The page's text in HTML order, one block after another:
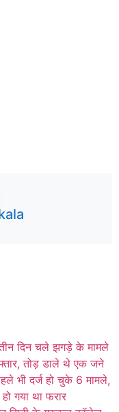
दिन चले झगड़े के मामले
तोड़ डाले थे एक जने
भी दर्ज हो चुके 6 मामले,
गया था फरार